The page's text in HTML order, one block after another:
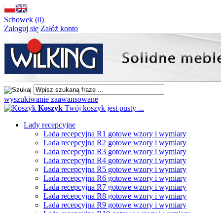
Schowek (0)
Zaloguj się Załóż konto
wyszukiwanie zaawansowane
Koszyk Twój koszyk jest pusty ...
Lady recepcyjne
Lada recepcyjna R1 gotowe wzory i wymiary
Lada recepcyjna R2 gotowe wzory i wymiary
Lada recepcyjna R3 gotowe wzory i wymiary
Lada recepcyjna R4 gotowe wzory i wymiary
Lada recepcyjna R5 gotowe wzory i wymiary
Lada recepcyjna R6 gotowe wzory i wymiary
Lada recepcyjna R7 gotowe wzory i wymiary
Lada recepcyjna R8 gotowe wzory i wymiary
Lada recepcyjna R9 gotowe wzory i wymiary